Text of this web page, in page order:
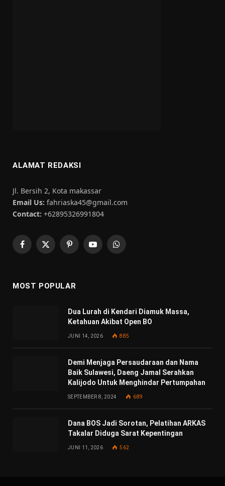
ALAMAT REDAKSI
Jl. Bersih 2, Kota makassar
Email Us: fahriaska45@gmail.com
Contact: +62895326991804
Facebook
X
PinterestYouTubeWhatsApp
MOST POPULAR
Dua Lurah di Kendari Diamuk Massa,
Ketahuan Akibat Open BO
JUNI 14, 2026 885
Demi Menjaga Persaudaraan dan Nama
Baik Sulawesi, Daeng Jamal Serahkan
Kalijodo Untuk Menghindar Pertumpahan
SEPTEMBER 8, 2024 689
Dana BOS Jadi Sorotan, Pelatihan ARKAS
Takalar Diduga Sarat Kepentingan
JUNI 11, 2026 562